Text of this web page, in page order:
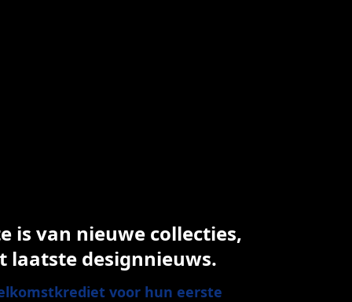
is van nieuwe collecties,
laatste designnieuws.
voor hun eerste